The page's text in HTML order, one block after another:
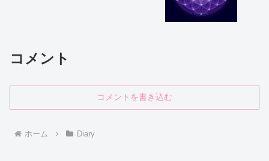
コメント
コメントを書き込む
ホーム Diary